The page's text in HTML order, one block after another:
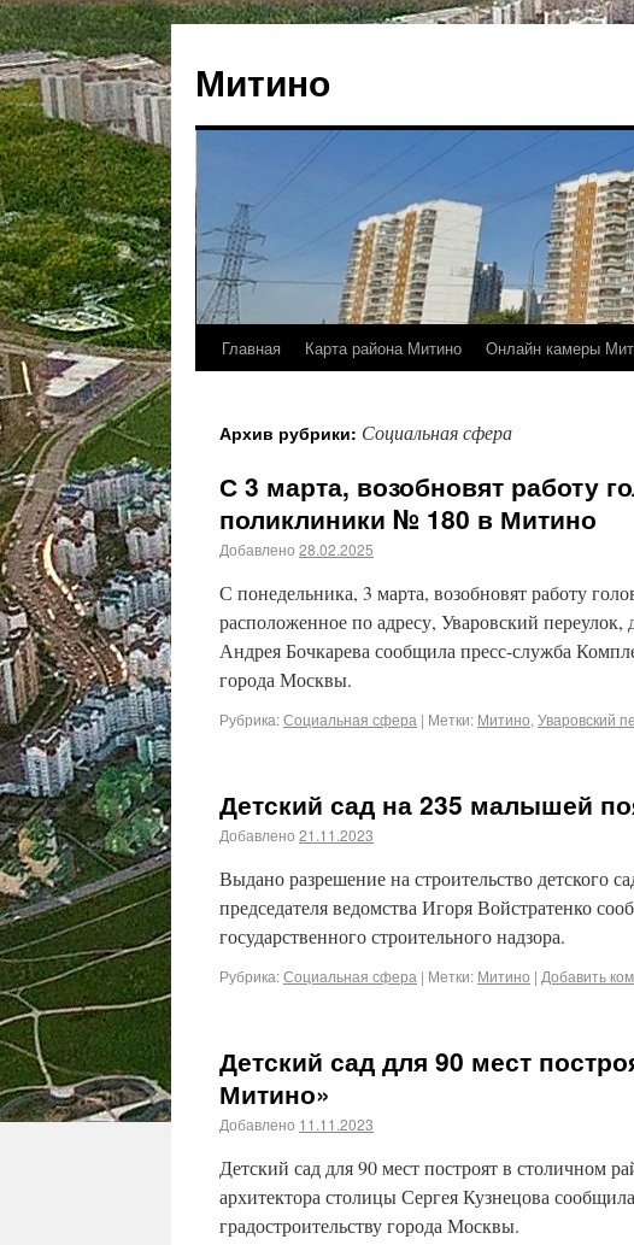
Митино
Главная Карта района Митино Онлайн камеры
Архив рубрики: Социальная сфера
С 3 марта, возобновят работу
поликлиники № 180 в Митино
Добавлено 28.02.2025
С понедельника, 3 марта, возобновят работу
расположенное по адресу, Уваровский
Андрея Бочкарева сообщила пресс-служба
города Москвы.
Рубрика:Социальная сфера | Метки: Митино, Уваровский
Детский сад на 235 малышей
Добавлено 21.11.2023
Выдано разрешение на строительство детского
председателя ведомства Игоря Войстратенко
государственного строительного надзора.
Рубрика:Социальная сфера | Метки: Митино | Добавить
​Детский сад для 90 мест
Митино»
Добавлено 11.11.2023
​Детский сад для 90 мест построят в столичном
архитектора столицы Сергея Кузнецова
градостроительству города Москвы.